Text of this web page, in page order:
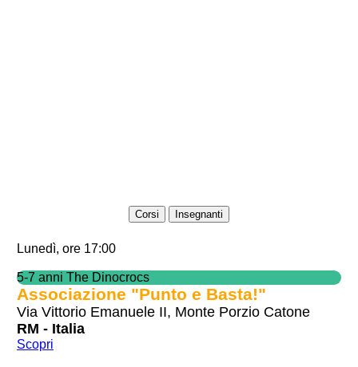
Corsi Insegnanti
Lunedì, ore 17:00
5-7 anni The Dinocrocs
Associazione "Punto e Basta!"
Via Vittorio Emanuele II, Monte Porzio Catone
RM - Italia
Scopri